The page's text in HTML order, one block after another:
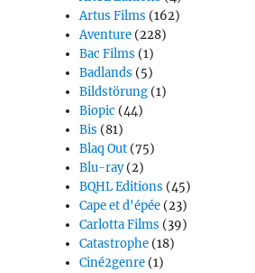
Artus Films (162)
Aventure (228)
Bac Films (1)
Badlands (5)
Bildstörung (1)
Biopic (44)
Bis (81)
Blaq Out (75)
Blu-ray(2)
BQHL Editions (45)
Cape et d'épée (23)
Carlotta Films (39)
Catastrophe (18)
Ciné2genre (1)